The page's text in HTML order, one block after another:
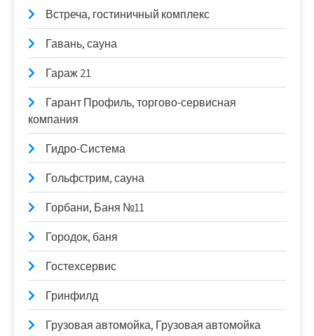
Встреча, гостиничный комплекс
Гавань, сауна
Гараж 21
Гарант Профиль, торгово-сервисная
компания
Гидро-Система
Гольфстрим, сауна
Горбани, Баня №11
Городок, баня
Гостехсервис
Гринфилд
Грузовая автомойка, Грузовая автомойка